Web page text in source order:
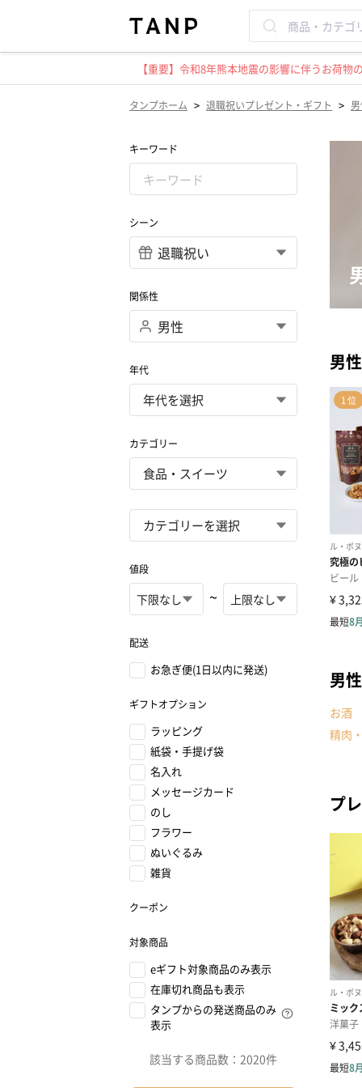
【重要】令和8年熊本地震の影響に伴うお荷
タンプホーム > 退職祝いプレゼント・ギフト >
キーワード
シーン
関係性
年代
カテゴリー
値段
~
配送
お急ぎ便(1日以内に発送)
ギフトオプション
ラッピング
紙袋・手提げ袋
名入れ
メッセージカード
のし
フラワー
ぬいぐるみ
雑貨
クーポン
対象商品
eギフト対象商品のみ表示
在庫切れ商品も表示
タンプからの発送商品のみ
表示
該当する商品数： 2020件
男
男
お酒
精肉
プ